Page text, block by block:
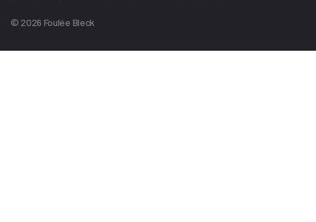
© 2026 Foulée Bleck